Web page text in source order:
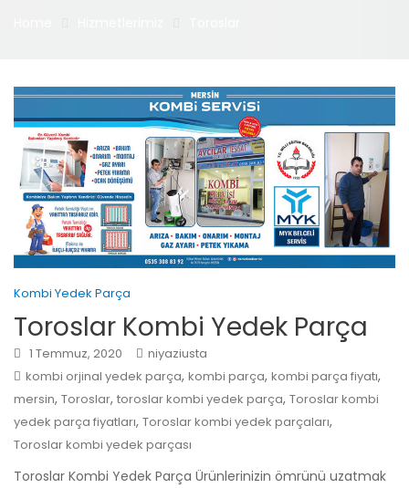
Kombi Yedek Parça
Toroslar Kombi Yedek Parça
1 Temmuz, 2020
niyaziusta
kombi orjinal yedek parça, kombi parça, kombi parça fiyatı,
mersin, Toroslar, toroslar kombi yedek parça, Toroslar kombi
yedek parça fiyatları, Toroslar kombi yedek parçaları,
Toroslar kombi yedek parçası
Toroslar Kombi Yedek Parça Ürünlerinizin ömrünü uzatmak